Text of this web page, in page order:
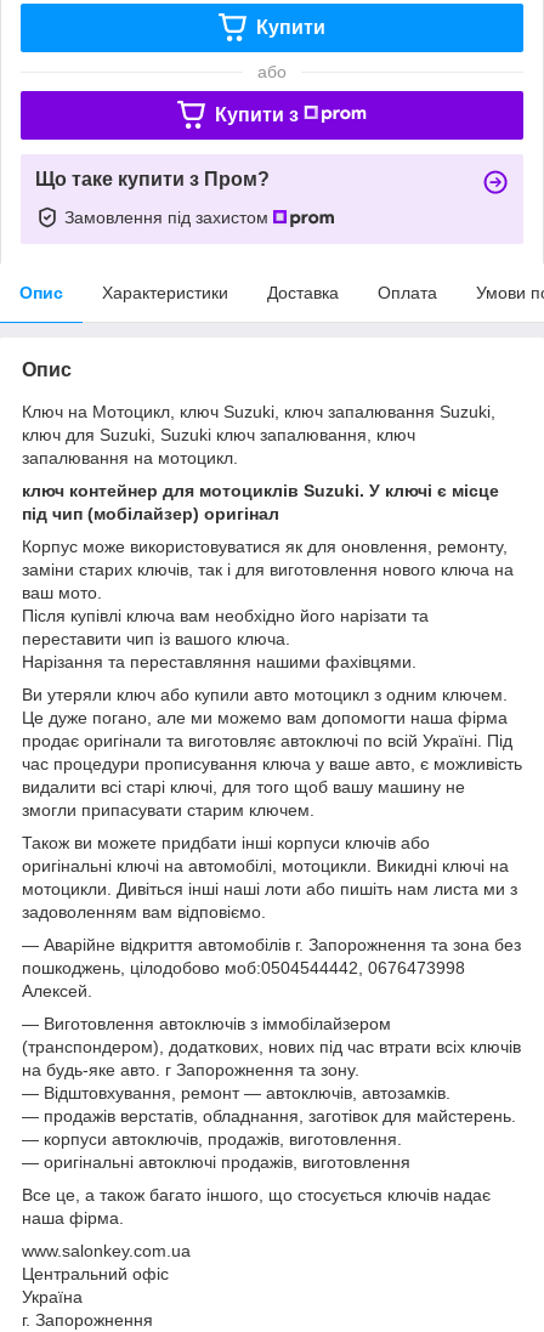
Купити
або
Купити з
Що таке купити з Пром?
Замовлення під захистом
Опис Характеристики Доставка Оплата Умови
Опис
Ключ на Мотоцикл, ключ Suzuki, ключ запалювання Suzuki,
ключ для Suzuki, Suzuki ключ запалювання, ключ
запалювання на мотоцикл.
ключ контейнер для мотоциклів Suzuki. У ключі є місце
під чип (мобілайзер) оригінал
Корпус може використовуватися як для оновлення, ремонту,
заміни старих ключів, так і для виготовлення нового ключа на
ваш мото.
Після купівлі ключа вам необхідно його нарізати та
переставити чип із вашого ключа.
Нарізання та переставляння нашими фахівцями.
Ви утеряли ключ або купили авто мотоцикл з одним ключем.
Це дуже погано, але ми можемо вам допомогти наша фірма
продає оригінали та виготовляє автоключі по всій Україні. Під
час процедури прописування ключа у ваше авто, є можливість
видалити всі старі ключі, для того щоб вашу машину не
змогли припасувати старим ключем.
Також ви можете придбати інші корпуси ключів або
оригінальні ключі на автомобілі, мотоцикли. Викидні ключі на
мотоцикли. Дивіться інші наші лоти або пишіть нам листа ми з
задоволенням вам відповіємо.
— Аварійне відкриття автомобілів г. Запорожнення та зона без
пошкоджень, цілодобово моб:0504544442, 0676473998
Алексей.
— Виготовлення автоключів з іммобілайзером
(транспондером), додаткових, нових під час втрати всіх ключів
на будь-яке авто. г Запорожнення та зону.
— Відштовхування, ремонт — автоключів, автозамків.
— продажів верстатів, обладнання, заготівок для майстерень.
— корпуси автоключів, продажів, виготовлення.
— оригінальні автоключі продажів, виготовлення
Все це, а також багато іншого, що стосується ключів надає
наша фірма.
www.salonkey.com.ua
Центральний офіс
Україна
г. Запорожнення